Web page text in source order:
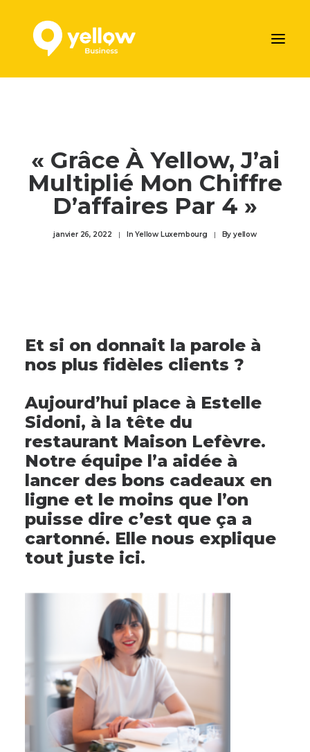
NOS ARTICLES
CONTACTEZ-NOUS
Prendre rendez-vous
« Grâce À Yellow, J’ai
Multiplié Mon Chiffre
D’affaires Par 4 »
janvier 26, 2022 | InYellow Luxembourg | Byyellow
Et si on donnait la parole à
nos plus fidèles clients ?
Aujourd’hui place à Estelle
Sidoni, à la tête du
restaurant Maison Lefèvre.
Notre équipe l’a aidée à
lancer des bons cadeaux en
ligne et le moins que l’on
puisse dire c’est que ça a
cartonné. Elle nous explique
tout juste ici.